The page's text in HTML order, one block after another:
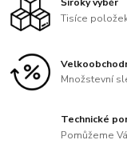
Široký výběr
Tisíce
Množstevní
Technické
Pomůžeme